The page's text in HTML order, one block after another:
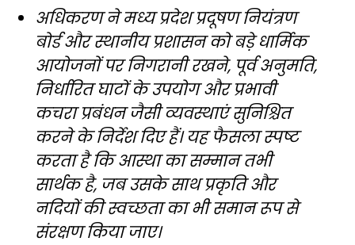
अधिकरण ने मध्य प्रदेश प्रदूषण नियंत्रण
बोर्ड और स्थानीय प्रशासन को बड़े धार्मिक
आयोजनों पर निगरानी रखने, पूर्व अनुमति,
निर्धारित घाटों के उपयोग और प्रभावी
कचरा प्रबंधन जैसी व्यवस्थाएं सुनिश्चित
करने के निर्देश दिए हैं। यह फैसला स्पष्ट
करता है कि आस्था का सम्मान तभी
सार्थक है, जब उसके साथ प्रकृति और
नदियों की स्वच्छता का भी समान रूप से
संरक्षण किया जाए।